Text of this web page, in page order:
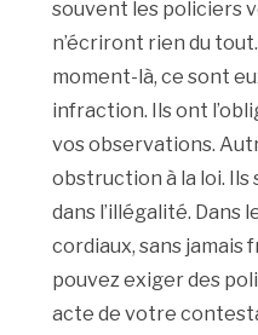
souvent les policiers
n’écriront rien du
moment-là, ce sont
infraction. Ils ont
vos observations.
obstruction à la loi.
dans l’illégalité. Dans
cordiaux, sans jamais
pouvez exiger des
acte de votre